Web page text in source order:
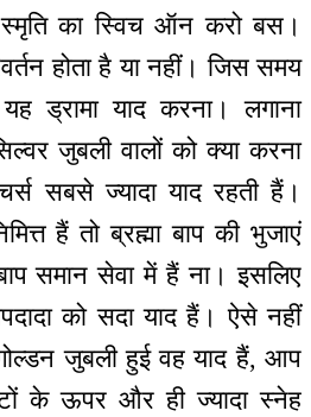
का स्विच ऑन करो बस।
होता है या नहीं। जिस समय
ड्रामा याद करना। लगाना
जुबली वालों को क्या करना
सबसे ज्यादा याद रहती हैं।
हैं तो ब्रह्मा बाप की भुजाएं
समान सेवा में हैं ना। इसलिए
को सदा याद हैं। ऐसे नहीं
जुबली हुई वह याद हैं, आप
के ऊपर और ही ज्यादा स्नेह